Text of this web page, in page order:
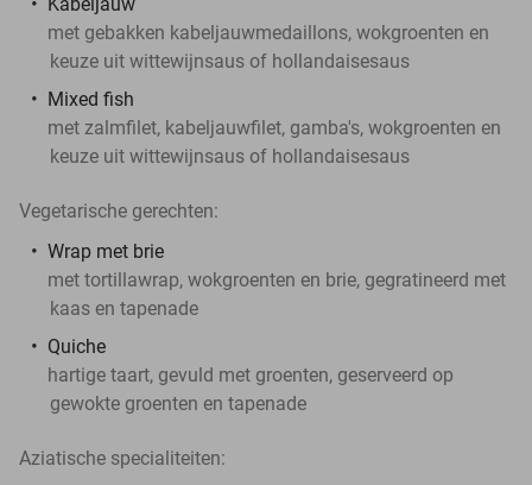
met gebakken kabeljauwmedaillons, wokgroenten en
keuze uit wittewijnsaus of hollandaisesaus
Mixed fish
met zalmfilet, kabeljauwfilet, gamba's, wokgroenten en
keuze uit wittewijnsaus of hollandaisesaus
Vegetarische gerechten:
Wrap met brie
met tortillawrap, wokgroenten en brie, gegratineerd met
kaas en tapenade
Quiche
hartige taart, gevuld met groenten, geserveerd op
gewokte groenten en tapenade
Aziatische specialiteiten: